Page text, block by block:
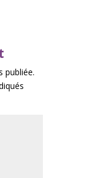
publiée.